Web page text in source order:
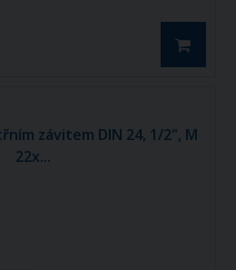
závitem DIN 24, 1/2", M
22x...